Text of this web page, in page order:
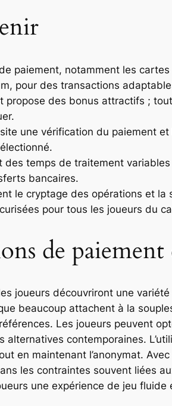
paiement, notamment les
pour des transactions
propose des bonus attractifs ;
une vérification du paiement
des temps de traitement
bancaires.
le cryptage des opérations et
pour tous les joueurs du
de
joueurs découvriront une
beaucoup attachent à la
Les joueurs peuvent
contemporaines.
en maintenant l’anonymat.
les contraintes souvent liées
une expérience de jeu